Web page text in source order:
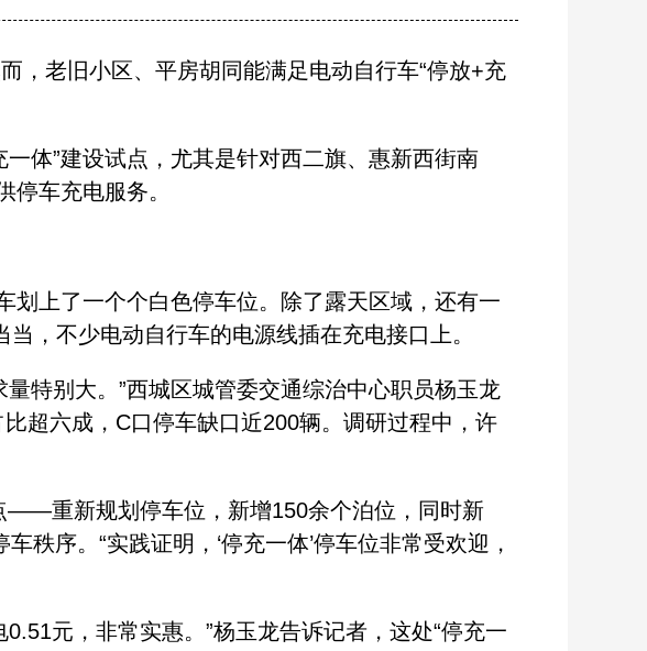
老旧小区、平房胡同能满足电动自行车“停放+充
体”建设试点，尤其是针对西二旗、惠新西街南
停车充电服务。
上了一个个白色停车位。除了露天区域，还有一
，不少电动自行车的电源线插在充电接口上。
特别大。”西城区城管委交通综治中心职员杨玉龙
超六成，C口停车缺口近200辆。调研过程中，许
重新规划停车位，新增150余个泊位，同时新
秩序。“实践证明，‘停充一体’停车位非常受欢迎，
元，非常实惠。”杨玉龙告诉记者，这处“停充一